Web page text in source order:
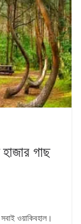
গাছ
ওয়াকিবহাল।